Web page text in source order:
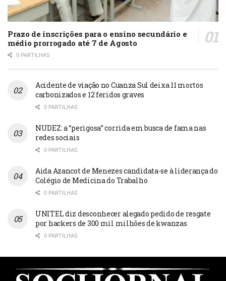
Prazo de inscrições para o ensino secundário e
médio prorrogado até 7 de Agosto
0 PARTILHAS
Acidente de viação no Cuanza Sul deixa 11 mortos
carbonizados e 12 feridos graves
0 PARTILHAS
NUDEZ: a “perigosa” corrida em busca de fama nas
redes sociais
0 PARTILHAS
Aida Azancot de Menezes candidata-se à liderança do
Colégio de Medicina do Trabalho
0 PARTILHAS
UNITEL diz desconhecer alegado pedido de resgate
por hackers de 300 mil milhões de kwanzas
0 PARTILHAS